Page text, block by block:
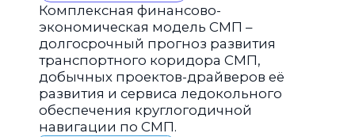
Комплексная финансово-
экономическая модель СМП –
долгосрочный прогноз развития
транспортного коридора СМП,
добычных проектов-драйверов её
развития и сервиса ледокольного
обеспечения круглогодичной
навигации по СМП.